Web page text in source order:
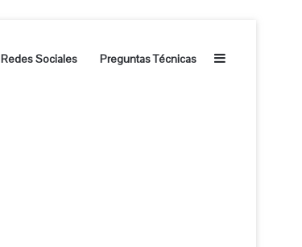
Redes Sociales Preguntas Técnicas Barra lateral